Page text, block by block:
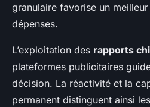
granulaire favorise un
dépenses.
L’exploitation des rapports
plateformes publicitaires
décision. La réactivité et la
permanent distinguent ainsi les